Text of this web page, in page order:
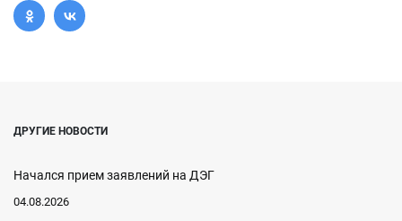
ДРУГИЕ НОВОСТИ
Начался прием заявлений на ДЭГ
04.08.2026